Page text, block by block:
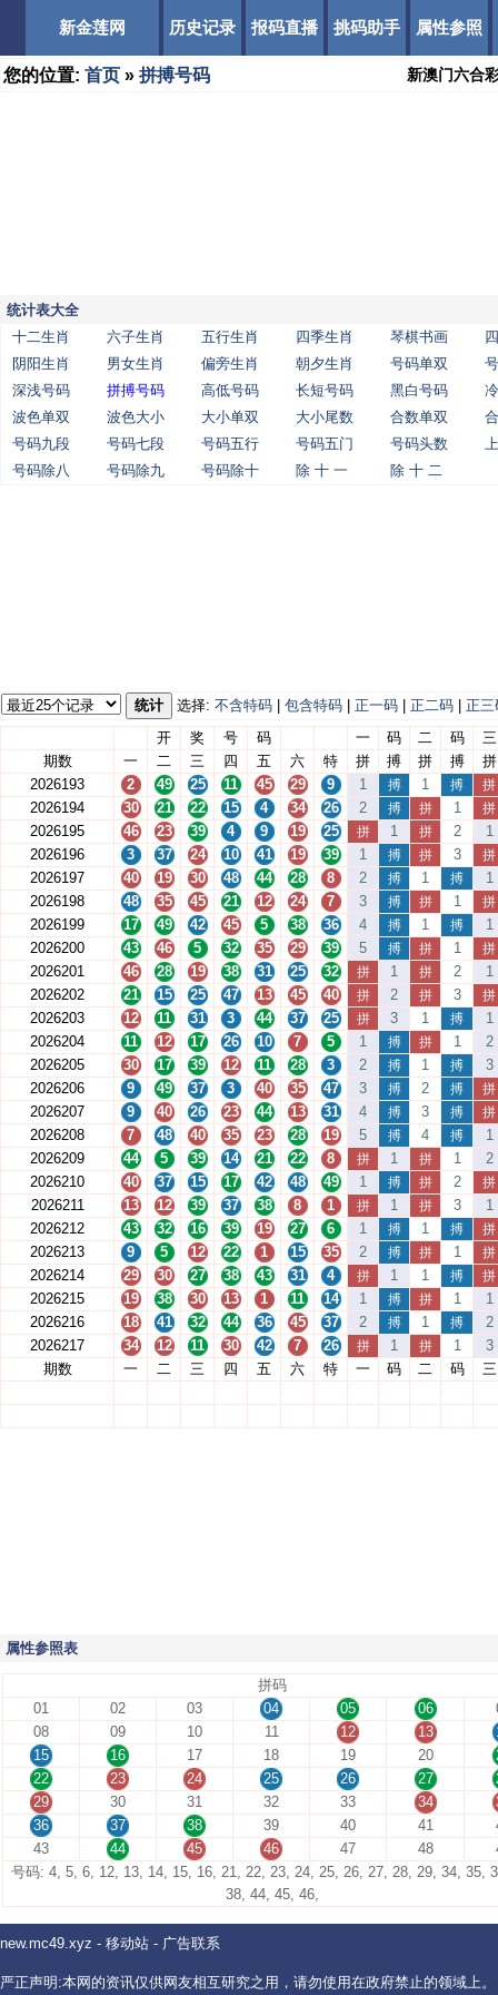
新金莲网 历史记录 报码直播 挑码助手 属性参照
您的位置: 首页 » 拼搏号码 新澳门六合
统计表大全
十二生肖
六子生肖 五行生肖 四季生肖 琴棋书画
阴阳生肖
男女生肖 偏旁生肖 朝夕生肖 号码单双
深浅号码
拼搏号码 高低号码 长短号码 黑白号码
波色单双
波色大小 大小单双 大小尾数 合数单双
号码九段
号码七段 号码五行 号码五门 号码头数
号码除八
号码除九 号码除十 除 十 一 除 十 二
统计 选择: 不含特码 包含特码 正一码 正二码
正三
开
奖 号 码 一 码 二 码
三
期数
一 二 三 四 五 六 特 拼 搏 拼 搏
拼
2026193
2 49 25 11 45 29 9 1 搏 1 搏 拼
2026194 30 21 22 15 4 34 26 2 搏 拼 1 拼
2026195 46 23 39 4 9 19 25 拼 1 拼 2
1
2026196
3 37 24 10 41 19 39 1 搏 拼 3 拼
2026197 40 19 30 48 44 28 8 2 搏 1 搏
1
2026198
48 35 45 21 12 24 7 3 搏 拼 1 拼
2026199 17 49 42 45 5 38 36 4 搏 1 搏
1
2026200
43 46 5 32 35 29 39 5 搏 拼 1 拼
2026201 46 28 19 38 31 25 32 拼 1 拼 2
1
2026202
21 15 25 47 13 45 40 拼 2 拼 3 拼
2026203 12 11 31 3 44 37 25 拼 3 1 搏
1
2026204
11 12 17 26 10 7 5 1 搏 拼 1
2
2026205
30 17 39 12 11 28 3 2 搏 1 搏
3
2026206
9 49 37 3 40 35 47 3 搏 2 搏 拼
2026207 9 40 26 23 44 13 31 4 搏 3 搏 拼
2026208 7 48 40 35 23 28 19 5 搏 4 搏
1
2026209
44 5 39 14 21 22 8 拼 1 拼 1
2
2026210
40 37 15 17 42 48 49 1 搏 拼 2 拼
2026211 13 12 39 37 38 8 1 拼 1 拼 3
1
2026212
43 32 16 39 19 27 6 1 搏 1 搏 拼
2026213 9 5 12 22 1 15 35 2 搏 拼 1 拼
2026214 29 30 27 38 43 31 4 拼 1 1 搏 拼
2026215 19 38 30 13 1 11 14 1 搏 拼 1
1
2026216
18 41 32 44 36 45 37 2 搏 1 搏
2
2026217
34 12 11 30 42 7 26 拼 1 拼 1
3
期数
一 二 三 四 五 六 特 一 码 二 码 三
属性参照表
拼码
01
02 03 04 05 06
08
09 10 11 12 13
15
16 17 18 19 20
22
23 24 25 26 27
29
30 31 32 33 34
36
37 38 39 40 41
43
44 45 46 47 48
号码: 4, 5, 6, 12, 13, 14, 15, 16, 21, 22, 23, 24, 25, 26, 27, 28, 29, 34, 35,
38, 44, 45, 46,
new.mc49.xyz - 移动站 - 广告联系
严正声明:本网的资讯仅供网友相互研究之用，请勿使用在政府禁止的领域上。